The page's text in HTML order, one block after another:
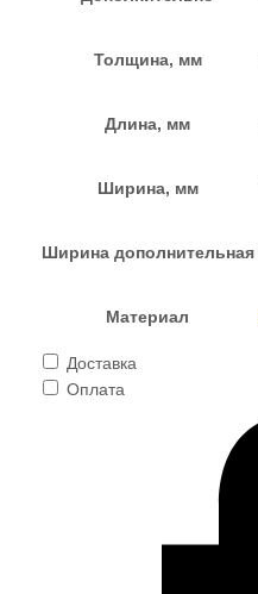
Толщина, мм
Длина, мм
Ширина, мм
Ширина дополнительная
Материал
Доставка
Оплата